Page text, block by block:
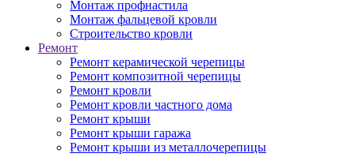
Монтаж профнастила
Монтаж фальцевой кровли
Строительство кровли
Ремонт
Ремонт керамической черепицы
Ремонт композитной черепицы
Ремонт кровли
Ремонт кровли частного дома
Ремонт крыши
Ремонт крыши гаража
Ремонт крыши из металлочерепицы